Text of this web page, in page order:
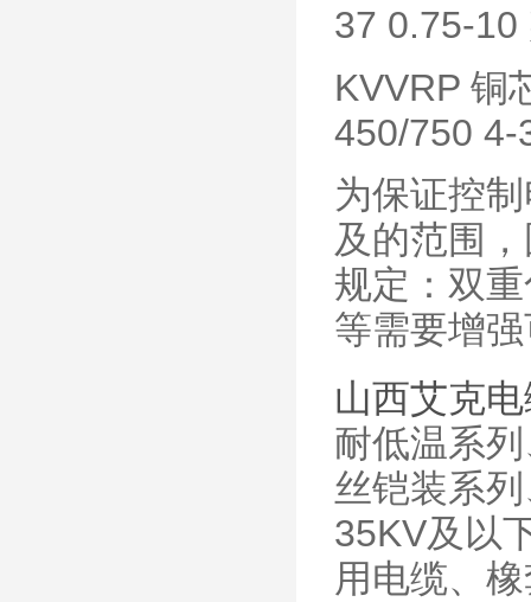
37 0.75-10
KVVRP 铜
450/750 4-
为保证控
及的范围
规定：双
等需要增
山西艾克
耐低温系
丝铠装系
35KV及以
用电缆、